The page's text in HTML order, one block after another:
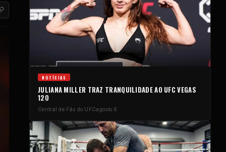
NOTÍCIAS
JULIANA MILLER TRAZ TRANQUILIDADE AO UFC VEGAS
120
Central de Fãs do UFCagosto 6